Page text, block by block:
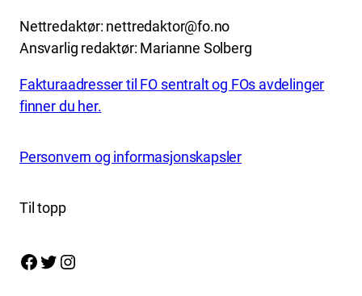
Nettredaktør: nettredaktor@fo.no
Ansvarlig redaktør: Marianne Solberg
Fakturaadresser til FO sentralt og FOs avdelinger
finner du her.
Personvern og informasjonskapsler
Til topp
Facebook Twitter Instagram